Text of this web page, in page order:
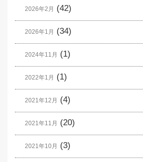
2026年2月 (42)
2026年1月 (34)
2024年11月 (1)
2022年1月 (1)
2021年12月 (4)
2021年11月 (20)
2021年10月 (3)